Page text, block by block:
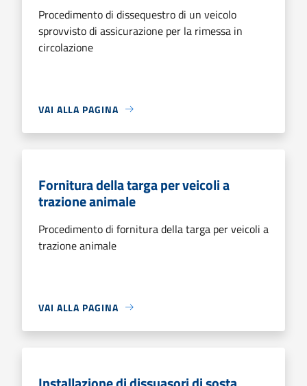
Procedimento di dissequestro di un veicolo
sprovvisto di assicurazione per la rimessa in
circolazione
VAI ALLA PAGINA
Fornitura della targa per veicoli a
trazione animale
Procedimento di fornitura della targa per veicoli a
trazione animale
VAI ALLA PAGINA